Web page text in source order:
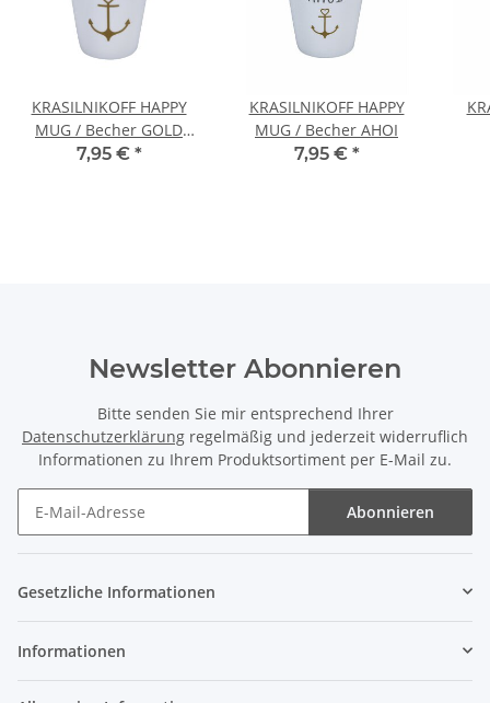
KRASILNIKOFF HAPPY
MUG / Becher GOLD
ANCHOR / ANKER
7,95 € *
KRASILNIKOFF HAPPY
MUG / Becher AHOI
7,95 € *
Newsletter Abonnieren
Bitte senden Sie mir entsprechend Ihrer
Datenschutzerklärung regelmäßig und jederzeit widerruflich
Informationen zu Ihrem Produktsortiment per E-Mail zu.
Abonnieren
Gesetzliche Informationen
Informationen